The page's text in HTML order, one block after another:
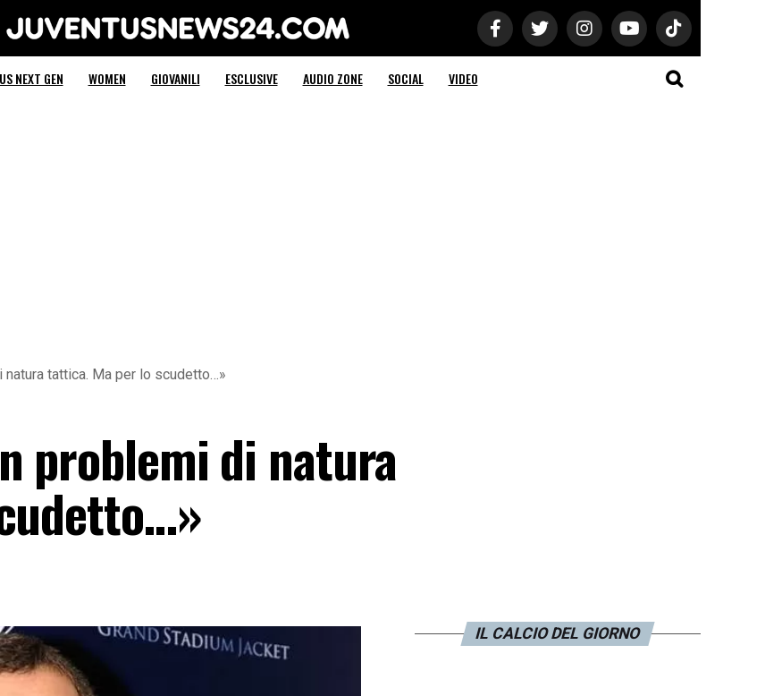
Juventus News 24
NEXT GEN WOMEN GIOVANILI ESCLUSIVE AUDIO ZONE SOCIAL VIDEO
tattica. Ma per lo scudetto…»
problemi di natura
IL CALCIO DEL GIORNO